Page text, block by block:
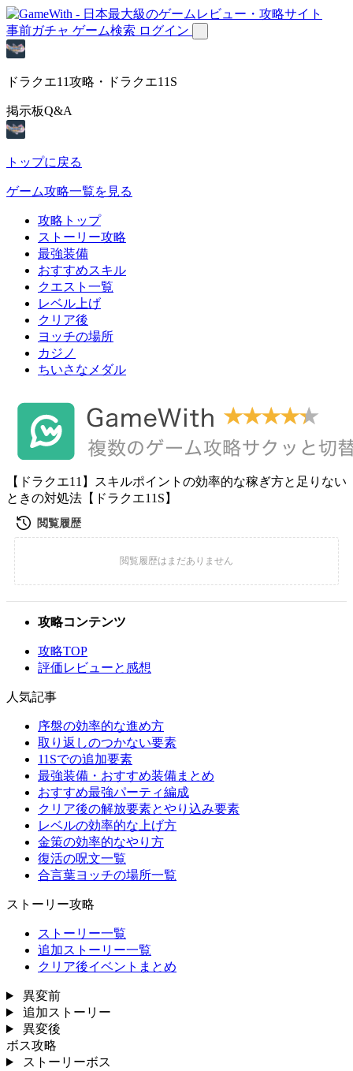
事前ガチャ ゲーム検索 ログイン
ドラクエ11攻略・ドラクエ11S
掲示板Q&A
トップに戻る
ゲーム攻略一覧を見る
攻略トップ
ストーリー攻略
最強装備
おすすめスキル
クエスト一覧
レベル上げ
クリア後
ヨッチの場所
カジノ
ちいさなメダル
【ドラクエ11】スキルポイントの効率的な稼ぎ方と足りない
ときの対処法【ドラクエ11S】
攻略コンテンツ
攻略TOP
評価レビューと感想
人気記事
序盤の効率的な進め方
取り返しのつかない要素
11Sでの追加要素
最強装備・おすすめ装備まとめ
おすすめ最強パーティ編成
クリア後の解放要素とやり込み要素
レベルの効率的な上げ方
金策の効率的なやり方
復活の呪文一覧
合言葉ヨッチの場所一覧
ストーリー攻略
ストーリー一覧
追加ストーリー一覧
クリア後イベントまとめ
異変前
追加ストーリー
異変後
ボス攻略
ストーリーボス